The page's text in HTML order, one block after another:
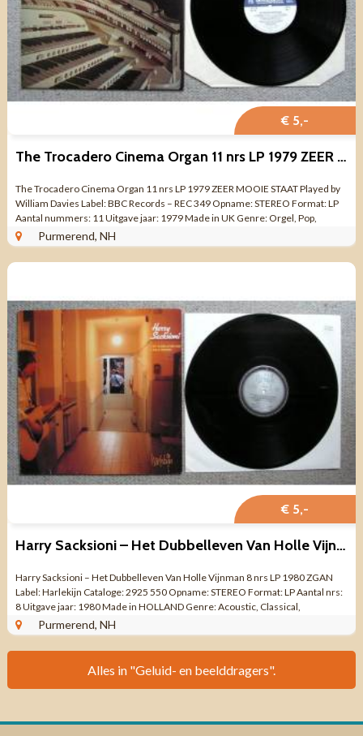
€ 5,-
The Trocadero Cinema Organ 11 nrs LP 1979 ZEER MOOIE STAAT
The Trocadero Cinema Organ 11 nrs LP 1979 ZEER MOOIE STAAT Played by
William Davies Label: BBC Records – REC 349 Opname: STEREO Format: LP
Aantal nummers: 11 Uitgave jaar: 1979 Made in UK Genre: Orgel, Pop,
Classical ...Purmerend, NH
€ 5,-
Harry Sacksioni – Het Dubbelleven Van Holle Vijnman 8 nrs LP
Harry Sacksioni – Het Dubbelleven Van Holle Vijnman 8 nrs LP 1980 ZGAN
Label: Harlekijn Cataloge: 2925 550 Opname: STEREO Format: LP Aantal nrs:
8 Uitgave jaar: 1980 Made in HOLLAND Genre: Acoustic, Classical,
Symphonic ...
Purmerend, NH
Alles in "Geluid- en beelddragers".